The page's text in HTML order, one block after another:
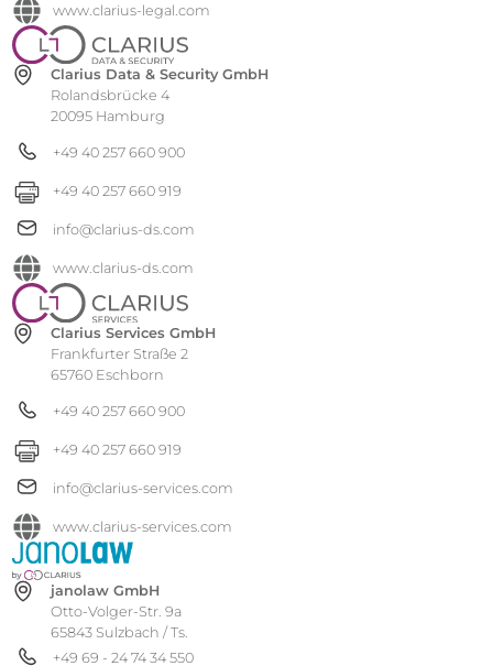
www.clarius-legal.com
Clarius Data & Security GmbH
Rolandsbrücke 4
20095 Hamburg
+49 40 257 660 900
+49 40 257 660 919
info@clarius-ds.com
www.clarius-ds.com
Clarius Services GmbH
Frankfurter Straße 2
65760 Eschborn
+49 40 257 660 900
+49 40 257 660 919
info@clarius-services.com
www.clarius-services.com
janolaw GmbH
Otto-Volger-Str. 9a
65843 Sulzbach / Ts.
+49 69 - 24 74 34 550